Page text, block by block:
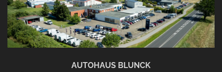
AUTOHAUS BLUNCK